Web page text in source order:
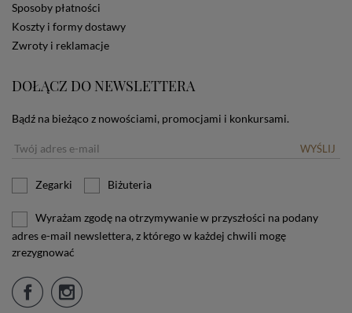
informacji o plikach cookies.
Sposoby płatności
Koszty i formy dostawy
Zwroty i reklamacje
DOŁĄCZ DO NEWSLETTERA
Bądź na bieżąco z nowościami, promocjami i konkursami.
WYŚLIJ
Zegarki Biżuteria
Wyrażam zgodę na otrzymywanie w przyszłości na podany
adres e-mail newslettera, z którego w każdej chwili mogę
zrezygnować